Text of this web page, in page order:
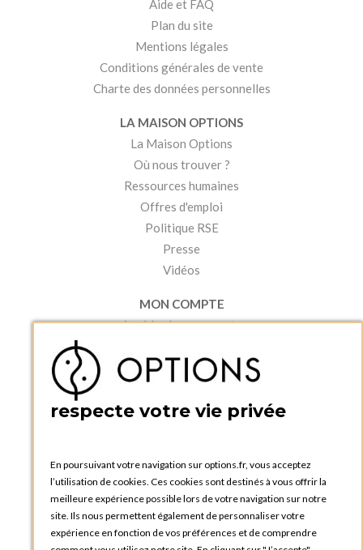
Aide et FAQ
Plan du site
Mentions légales
Conditions générales de vente
Charte des données personnelles
LA MAISON OPTIONS
La Maison Options
Où nous trouver ?
Ressources humaines
Offres d'emploi
Politique RSE
Presse
Vidéos
MON COMPTE
Accéder à mon compte
Créer un compte
PRATIQUE
Catalogues et bons de commande
Tutoriels
respecte votre vie privée
En poursuivant votre navigation sur options.fr, vous acceptez
l’utilisation de cookies. Ces cookies sont destinés à vous offrir la
meilleure expérience possible lors de votre navigation sur notre
site. Ils nous permettent également de personnaliser votre
expérience en fonction de vos préférences et de comprendre